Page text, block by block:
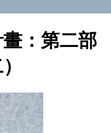
：第二部